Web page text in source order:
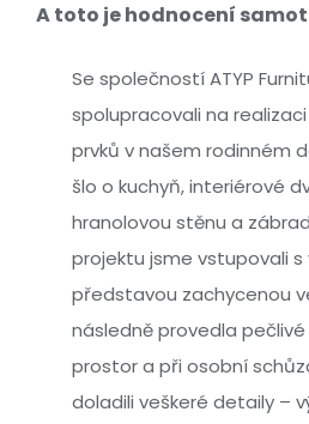
A toto je hodnocení
Se společností ATYP
spolupracovali na
prvků v našem rodinném
šlo o kuchyň, interiérové
hranolovou stěnu a
projektu jsme vstupovali s
představou zachycenou
následně provedla
prostor a při osobní
doladili veškeré detaily –